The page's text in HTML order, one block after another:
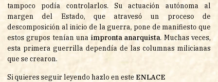
tampoco podía controlarlos. Su actuación autónoma al
margen del Estado, que atravesó un proceso de
descomposición al inicio de la guerra, pone de manifiesto que
estos grupos tenían una impronta anarquista. Muchas veces,
esta primera guerrilla dependía de las columnas milicianas
que se crearon.
Si quieres seguir leyendo hazlo en este ENLACE